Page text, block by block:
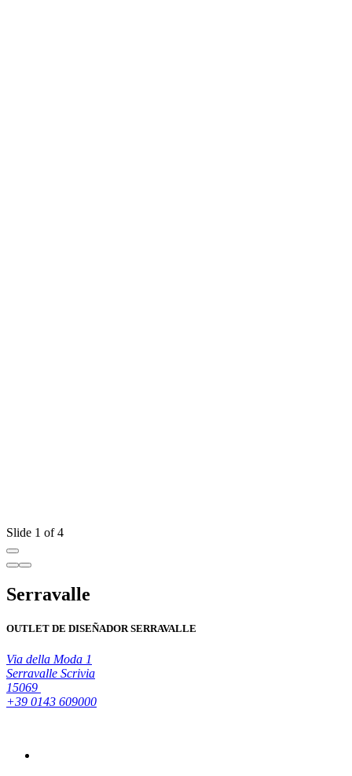
Slide 1 of 4
Serravalle
OUTLET DE DISEÑADOR SERRAVALLE
Via della Moda 1
Serravalle Scrivia
15069
+39 0143 609000